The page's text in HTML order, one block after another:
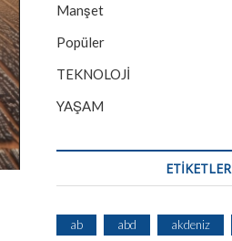
Manşet
Popüler
TEKNOLOJİ
YAŞAM
ETİKETLER
ab abd akdeniz